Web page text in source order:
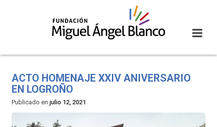
ACTO HOMENAJE XXIV ANIVERSARIO
EN LOGROÑO
Publicado en julio 12, 2021